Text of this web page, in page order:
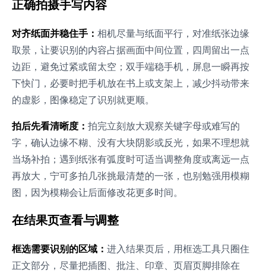
正确拍摄手写内容
对齐纸面并稳住手： 相机尽量与纸面平行，对准纸张边缘
取景，让要识别的内容占据画面中间位置，四周留出一点
边距，避免过紧或留太空；双手端稳手机，屏息一瞬再按
下快门，必要时把手机放在书上或支架上，减少抖动带来
的虚影，图像稳定了识别就更顺。
拍后先看清晰度： 拍完立刻放大观察关键字母或难写的
字，确认边缘不糊、没有大块阴影或反光，如果不理想就
当场补拍；遇到纸张有弧度时可适当调整角度或离远一点
再放大，宁可多拍几张挑最清楚的一张，也别勉强用模糊
图，因为模糊会让后面修改花更多时间。
在结果页查看与调整
框选需要识别的区域： 进入结果页后，用框选工具只圈住
正文部分，尽量把插图、批注、印章、页眉页脚排除在